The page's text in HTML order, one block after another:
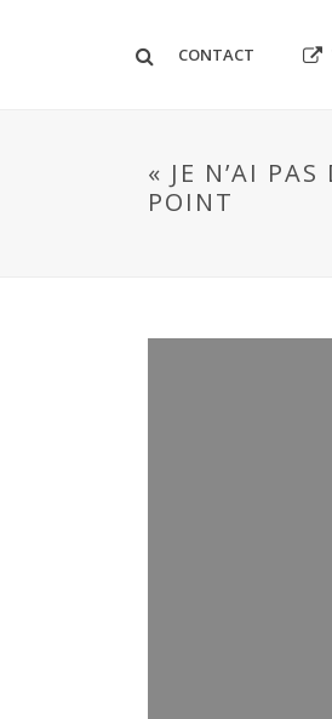
CONTACT
« JE N’AI
POINT